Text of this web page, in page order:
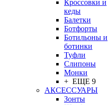
Кроссовки и
кеды
Балетки
Ботфорты
Ботильоны и
ботинки
Туфли
Слипоны
Монки
+ ЕЩЕ 9
АКСЕССУАРЫ
Зонты